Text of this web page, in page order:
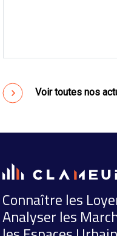
Voir toutes nos
Connaître les
Analyser les